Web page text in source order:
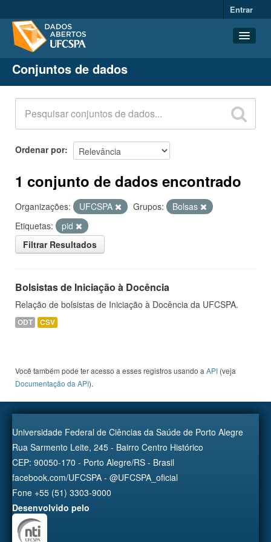
Entrar
Conjuntos de dados
Organizações
Grupos
Sobre
Conjuntos de dados
Ordenar por
1 conjunto de dados encontrado
Organizações: UFCSPA Grupos:
Bolsas
Etiquetas:
pid
Filtrar Resultados
Bolsistas de Iniciação à Docência
Relação de bolsistas de Iniciação à Docência da UFCSPA.
ODT CSV
Você também pode ter acesso a esses registros usando a API (veja
Documentação da API).
Universidade Federal de Ciências da Saúde de Porto Alegre
Rua Sarmento Leite, 245 - Bairro Centro Histórico
CEP: 90050-170 - Porto Alegre/RS - Brasil
facebook.com/UFCSPA - @UFCSPA_oficial
Fone +55 (51) 3303-9000
Desenvolvido pelo